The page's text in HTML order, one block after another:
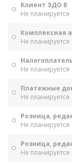
Клиент ЭДО 8
Не планируется
Комплексная
Не планируется
Не планируется
Платежные
Не планируется
Розница,
Не планируется
Розница,
Не планируется